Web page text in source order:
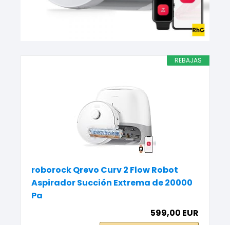
REBAJAS
roborock Qrevo Curv 2 Flow Robot
Aspirador Succión Extrema de 20000
Pa
599,00 EUR